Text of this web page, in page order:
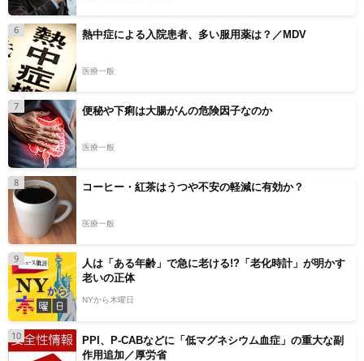
6 熱中症による入院患者、多い服用薬は？／MDV
医療一般
7 便秘や下痢は大腸がんの危険因子なのか
医療一般
8 コーヒー・紅茶はうつや不安の軽減に有効か？
医療一般
9
人は「ある年齢」で急に老ける!?「老化時計」が明かす
老いの正体
NYから木曜日
10
PPI、P-CABなどに「低マグネシウム血症」の重大な副
作用追加／厚労省